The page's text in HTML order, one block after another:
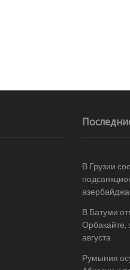
В Грузии
В Батуми
Орбакайте,
августа
Румыния